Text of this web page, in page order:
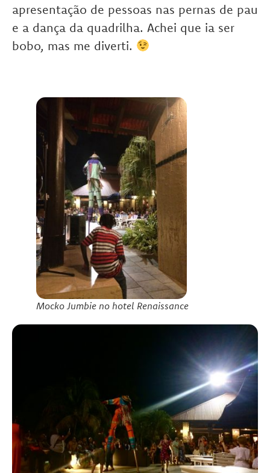
apresentação de pessoas nas pernas de pau
e a dança da quadrilha. Achei que ia ser
bobo, mas me diverti.
Mocko Jumbie no hotel Renaissance